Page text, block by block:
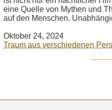
eine Quelle von Mythen und
auf den Menschen.
Oktober 24, 2024
Traum aus verschiedenen